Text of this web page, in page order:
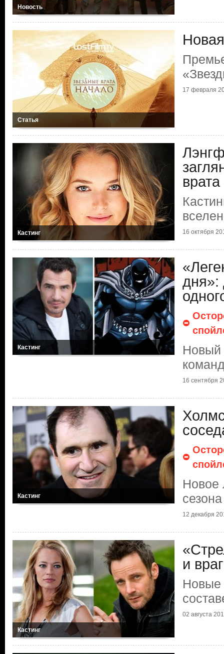
Новость
Статья
17 февраля
Кастинг
врата
16 октября
Кастинг
дня»:
Новый
16 сентября
Кастинг
Новое
12 декабря
Кастинг
и
Новые
02 августа